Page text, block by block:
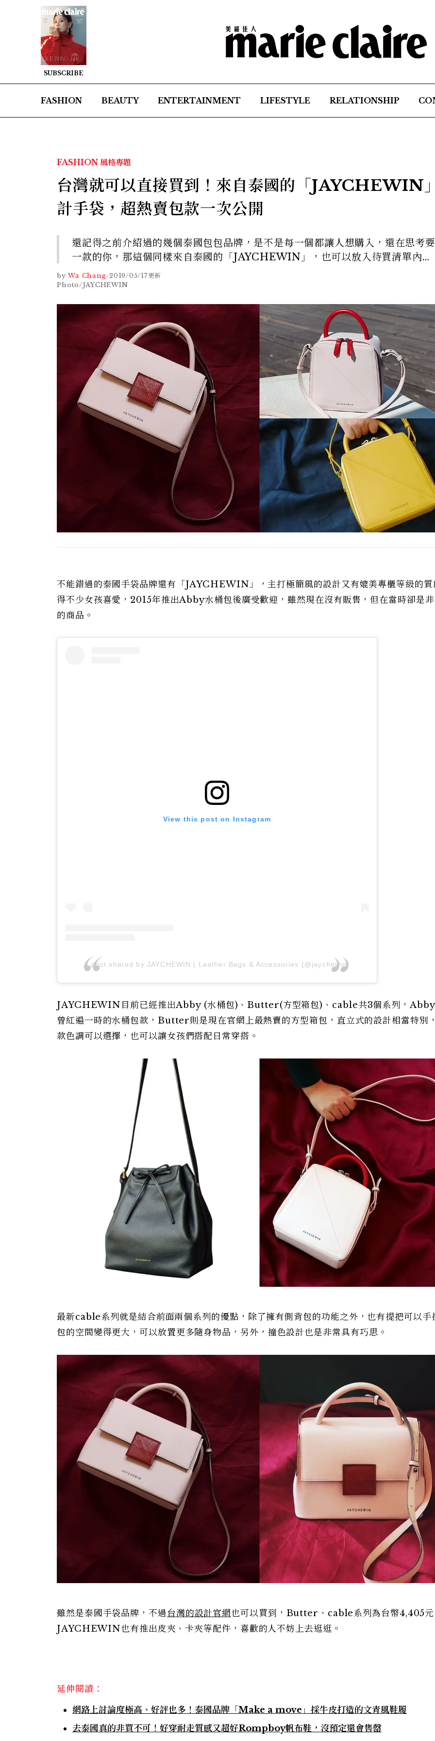
SUBSCRIBE
FASHION BEAUTY ENTERTAINMENT LIFESTYLE RELATIONSHIP
FASHION 風格專題
台灣就可以直接買到！來自泰國的「JAYCHEWIN
計手袋，超熱賣包款一次公開
還記得之前介紹過的幾個泰國包包品牌，是不是每一個都讓人想購入，還在思考
一款的你，那這個同樣來自泰國的「JAYCHEWIN」，也可以放入待買清單內…
by Wa Chang-2019/05/17更新
Photo/JAYCHEWIN
不能錯過的泰國手袋品牌還有「JAYCHEWIN」，主打極簡風的設計又有媲美專櫃等級的質
得不少女孩喜愛，2015年推出Abby水桶包後廣受歡迎，雖然現在沒有販售，但在當時卻是
的商品。
View this post on Instagram
A post shared by JAYCHEWIN | Leather Bags & Accessories (@jaychewin)
JAYCHEWIN目前已經推出Abby (水桶包)、Butter(方型箱包)、cable共3個系列，
曾紅遍一時的水桶包款，Butter則是現在官網上最熱賣的方型箱包，直立式的設計相當特別
款色調可以選擇，也可以讓女孩們搭配日常穿搭。
最新cable系列就是結合前面兩個系列的優點，除了擁有側背包的功能之外，也有提把可以手
包的空間變得更大，可以放置更多隨身物品，另外，撞色設計也是非常具有巧思。
雖然是泰國手袋品牌，不過 台灣的設計官網也可以買到，Butter、cable系列為台幣4,405
JAYCHEWIN也有推出皮夾、卡夾等配件，喜歡的人不妨上去逛逛。
延伸閱讀：
網路上討論度極高、好評也多！泰國品牌「Make a move」採牛皮打造的文青風鞋履
去泰國真的非買不可！好穿耐走質感又超好Rompboy帆布鞋，沒預定還會售罄